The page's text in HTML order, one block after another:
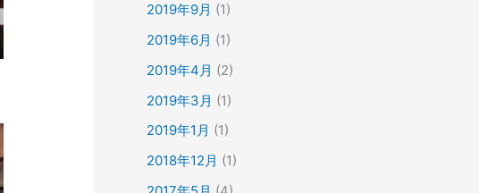
2019年9月 (1)
2019年6月 (1)
2019年4月 (2)
2019年3月 (1)
2019年1月 (1)
2018年12月 (1)